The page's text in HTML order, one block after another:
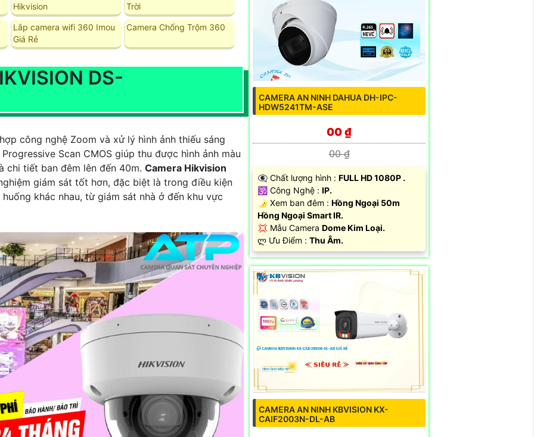
Hikvision
Trời
Lắp camera wifi 360 Imou
Giá Rẻ
Camera Chống Trộm 360
DS-
công nghệ Zoom và xử lý hình ảnh thiếu sáng
Scan CMOS giúp thu được hình ảnh màu
chi tiết ban đêm lên đến 40m. Camera Hikvision
giám sát tốt hơn, đặc biệt là trong điều kiện
khác nhau, từ giám sát nhà ở đến khu vực
CAMERA AN NINH DAHUA DH-IPC-
HDW5241TM-ASE
00 ₫
00 ₫
👁️‍🗨 Chất lượng hình : FULL HD 1080P .
🕉️ Công Nghệ : IP.
🌛 Xem ban đêm : Hồng Ngoại 50m
Hồng Ngoại Smart IR.
💢 Mẫu Camera Dome Kim Loại.
️ლ Ưu Điểm : Thu Âm.
CAMERA AN NINH KBVISION KX-
CAIF2003N-DL-AB